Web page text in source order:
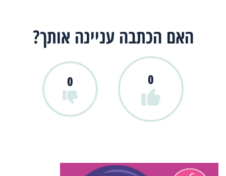
האם הכתבה עניינה אותך?
0
0